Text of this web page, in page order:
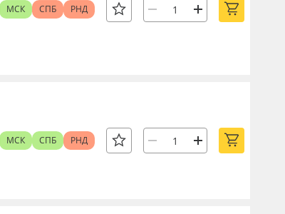
МСК СПБ РНД
МСК СПБ РНД